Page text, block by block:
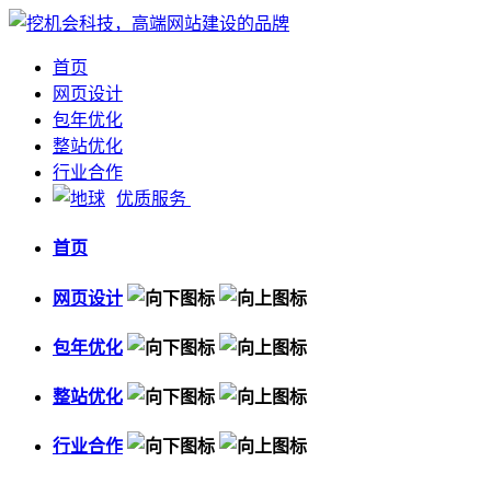
首页
网页设计
包年优化
整站优化
行业合作
优质服务
首页
网页设计
包年优化
整站优化
行业合作